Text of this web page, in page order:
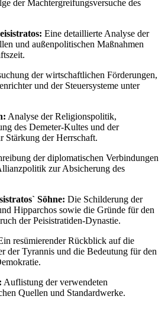
der Machtergreifungsversuche des
Eine detaillierte Analyse der
und außenpolitischen Maßnahmen
der wirtschaftlichen Förderungen,
und der Steuersysteme unter
Analyse der Religionspolitik,
des Demeter-Kultes und der
Stärkung der Herrschaft.
der diplomatischen Verbindungen
zur Absicherung des
Söhne: Die Schilderung der
Hipparchos sowie die Gründe für den
der Peisistratiden-Dynastie.
resümierender Rückblick auf die
der Tyrannis und die Bedeutung für den
Auflistung der verwendeten
Quellen und Standardwerke.